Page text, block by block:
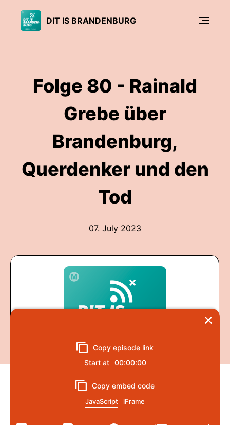
DIT IS BRANDENBURG
Folge 80 - Rainald
Grebe über
Brandenburg,
Querdenker und den
Tod
07. July 2023